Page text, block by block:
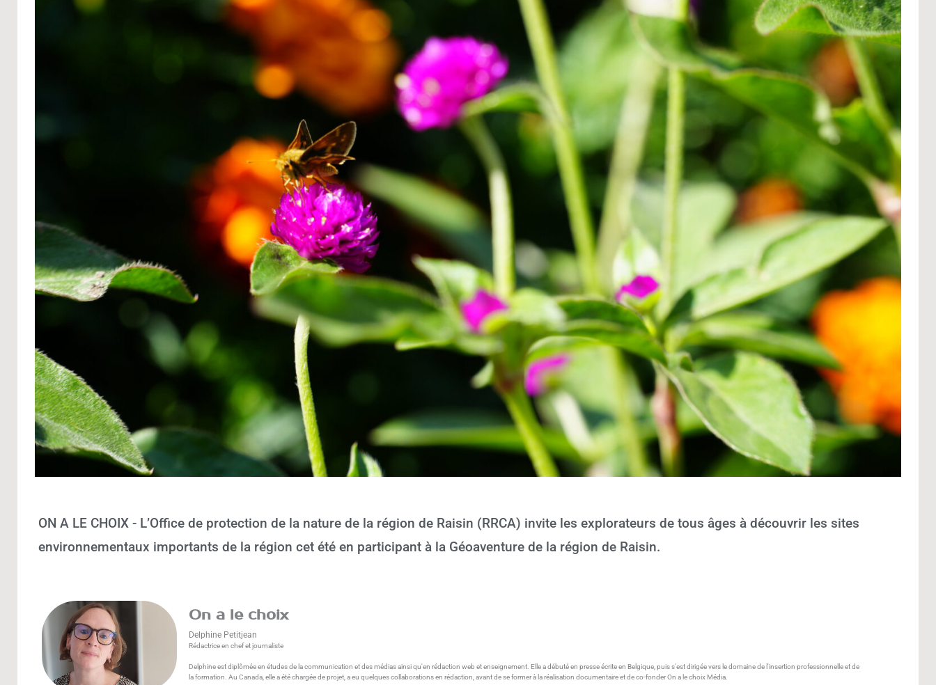
ON A LE CHOIX - L’Office de protection de la nature de la région de Raisin (RRCA) invite les explorateurs de tous âges à découvrir les sites
environnementaux importants de la région cet été en participant à la Géoaventure de la région de Raisin.
On a le choix
Delphine Petitjean
Rédactrice en chef et journaliste
Delphine est diplômée en études de la communication et des médias ainsi qu'en rédaction web et enseignement. Elle a débuté en presse écrite en Belgique, puis s'est dirigée vers le domaine de l'insertion professionnelle et de
la formation. Au Canada, elle a été chargée de projet, a eu quelques collaborations en rédaction, avant de se former à la réalisation documentaire et de co-fonder On a le choix Média.